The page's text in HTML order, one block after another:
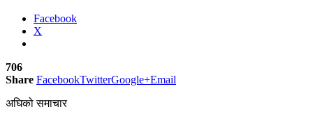
Facebook
X
706
Share FacebookTwitterGoogle+Email
अघिको समाचार